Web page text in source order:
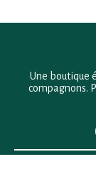
Une boutique
compagnons.